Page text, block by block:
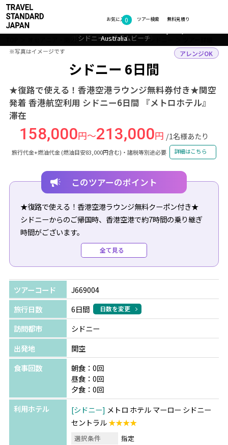
お気に入り
0 無料見積り
ツアー検索
オセアニア・南太平洋 オーストラリア シドニー
シドニー 6日間
★復路で使える！香港空港ラウンジ無料券付き★関空
発着 香港航空利用 シドニー6日間 『メトロホテル』
滞在
アレンジOK
158,000円～213,000円 /1名様あたり
旅行代金+燃油代金 (燃油目安83,000円含む)・諸税等別途必要 詳細はこちら
ボンディビーチ（イメージ）
オーストラリアの繁華街のシドニースカイライン、夕暮れ時（イメー
ジ）
シドニー・パームビーチ
オーストラリアといえばコアラ！ ©Maxime Coquard, Tourism
Australia
シドニーのボンディビーチでくつろぐ人々（イメージ）
※写真はイメージです
※写真はイメージです
このツアーのポイント
★復路で使える！香港空港ラウンジ無料クーポン付き★
シドニーからのご帰国時、香港空港で約7時間の乗り継ぎ
時間がございます。
そこで当社では、ビジネスクラス利用時と同じラウンジ
『Club Autusラウンジ』を無料でご利用いただけるクーポ
ンをプレゼント！
最大4時間、広々とした空間で食事やドリンクをお楽しみ
いただけます♪
対象旅行期間：2026年12月31日 日本帰着まで
利用方法：ラウンジの入り口で下記3点をご提示ください
・パスポート
・シドニー～香港間（復路）の搭乗券半券
・香港～日本間（復路）の搭乗券半券
【追加料金でお手配可能です】
●往路のみ送迎（混載車/日本語）：$145（1人あたり）
●往復送迎（混載車/日本語）：$280（1人あたり）
全て見る
ツアーコード
J669004
旅行日数
6日間 日数を変更
訪問都市
シドニー
出発地
関空
食事回数
朝食：0回
昼食：0回
夕食：0回
利用ホテル
シドニー
メトロ ホテル マーロー シドニー
セントラル★★★★
選択条件
指定